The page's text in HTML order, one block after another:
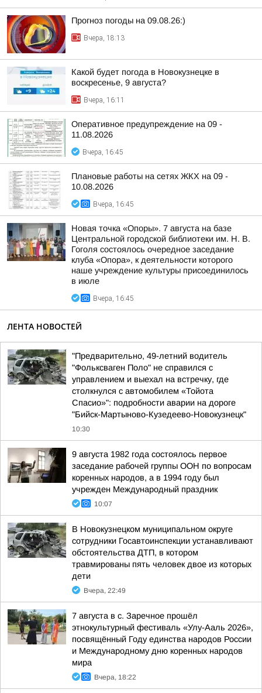
Прогноз погоды на 09.08.26:)
Вчера, 18:13
Какой будет погода в Новокузнецке в
воскресенье, 9 августа?
Вчера, 16:11
Оперативное предупреждение на 09 -
11.08.2026
Вчера, 16:45
Плановые работы на сетях ЖКХ на 09 -
10.08.2026
Вчера, 16:45
Новая точка «Опоры». 7 августа на базе
Центральной городской библиотеки им. Н. В.
Гоголя состоялось очередное заседание
клуба «Опора», к деятельности которого
наше учреждение культуры присоединилось
в июле
Вчера, 16:45
ЛЕНТА НОВОСТЕЙ
"Предварительно, 49-летний водитель
"Фольксваген Поло" не справился с
управлением и выехал на встречку, где
столкнулся с автомобилем «Тойота
Спасио»": подробности аварии на дороге
"Бийск-Мартыново-Кузедеево-Новокузнецк"
10:30
9 августа 1982 года состоялось первое
заседание рабочей группы ООН по вопросам
коренных народов, а в 1994 году был
учрежден Международный праздник
10:07
В Новокузнецком муниципальном округе
сотрудники Госавтоинспекции устанавливают
обстоятельства ДТП, в котором
травмированы пять человек двое из которых
дети
Вчера, 22:49
7 августа в с. Заречное прошёл
этнокультурный фестиваль «Улу-Ааль 2026»,
посвящённый Году единства народов России
и Международному дню коренных народов
мира
Вчера, 18:22